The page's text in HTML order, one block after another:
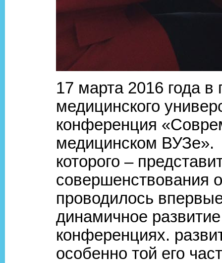
17 марта 2016 года в
медицинского
конференция
медицинском ВУЗе».
которого –
совершенствования
проводилось
динамичное
конференциях.
особенно той его